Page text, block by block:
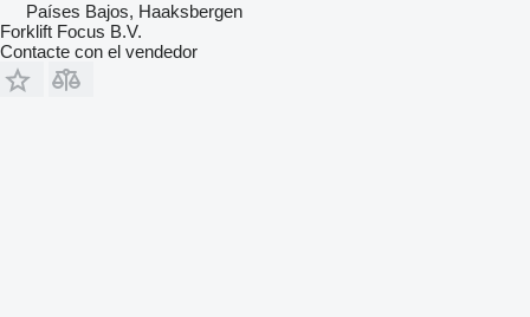
Países Bajos, Haaksbergen
Forklift Focus B.V.
Contacte con el vendedor